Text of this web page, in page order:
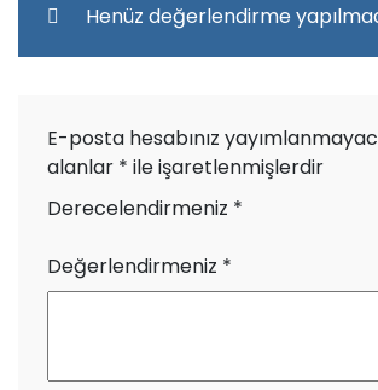
Henüz değerlendirme
E-posta hesabınız
alanlar * ile işaretlenmişlerdir
Derecelendirmeniz *
Değerlendirmeniz *